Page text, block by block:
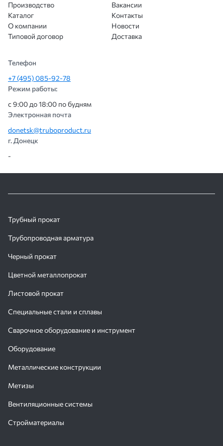
Производство
Каталог
О компании
Типовой договор
Вакансии
Контакты
Новости
Доставка
Телефон
+7 (495) 085-92-78
Режим работы:
с 9:00 до 18:00 по будням
Электронная почта
donetsk@truboproduct.ru
г. Донецк
-
Трубный прокат
Трубопроводная арматура
Черный прокат
Цветной металлопрокат
Листовой прокат
Специальные стали и сплавы
Сварочное оборудование и инструмент
Оборудование
Металлические конструкции
Метизы
Вентиляционные системы
Стройматериалы